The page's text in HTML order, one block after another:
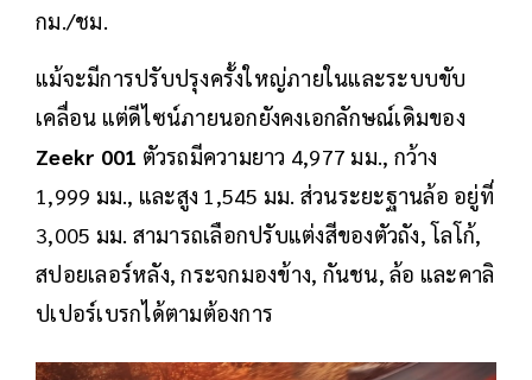
กม./ชม.
แม้จะมีการปรับปรุงครั้งใหญ่ภายในและระบบขับ
เคลื่อน แต่ดีไซน์ภายนอกยังคงเอกลักษณ์เดิมของ
Zeekr 001 ตัวรถมีความยาว 4,977 มม., กว้าง
1,999 มม., และสูง 1,545 มม. ส่วนระยะฐานล้อ อยู่ที่
3,005 มม. สามารถเลือกปรับแต่งสีของตัวถัง, โลโก้,
สปอยเลอร์หลัง, กระจกมองข้าง, กันชน, ล้อ และคาลิ
ปเปอร์เบรกได้ตามต้องการ